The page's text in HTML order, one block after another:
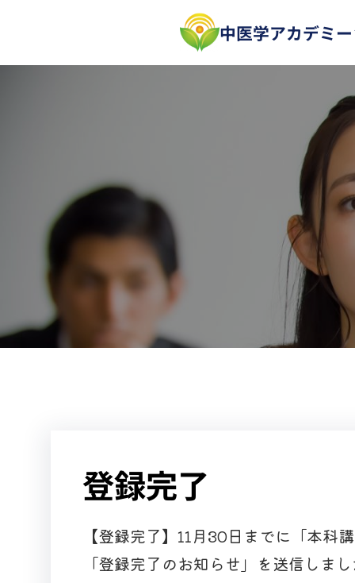
を
中医学アカデミー
登録完了
【登録完了】11月30日までに「本科
「登録完了のお知らせ」を送信しま